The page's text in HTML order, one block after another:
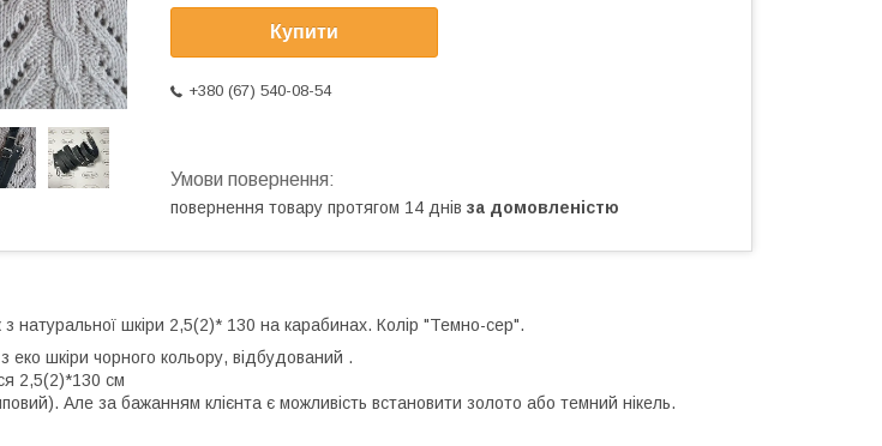
Купити
+380 (67) 540-08-54
повернення товару протягом 14 днів за домовленістю
натуральної шкіри 2,5(2)* 130 на карабинах. Колір "Темно-сер".
еко шкіри чорного кольору, відбудований .
2,5(2)*130 см
Але за бажанням клієнта є можливість встановити золото або темний нікель.